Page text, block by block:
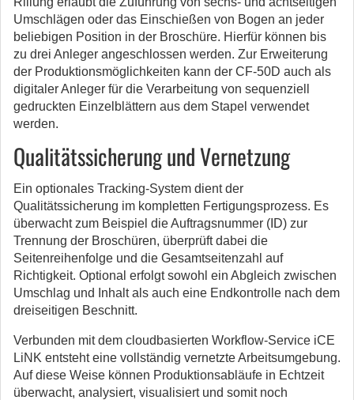
Umschlägen oder das Einschießen von Bogen an jeder
beliebigen Position in der Broschüre. Hierfür können bis
zu drei Anleger angeschlossen werden. Zur Erweiterung
der Produktionsmöglichkeiten kann der CF-50D auch als
digitaler Anleger für die Verarbeitung von sequenziell
gedruckten Einzelblättern aus dem Stapel verwendet
werden.
Qualitätssicherung und Vernetzung
Ein optionales Tracking-System dient der
Qualitätssicherung im kompletten Fertigungsprozess. Es
überwacht zum Beispiel die Auftragsnummer (ID) zur
Trennung der Broschüren, überprüft dabei die
Seitenreihenfolge und die Gesamtseitenzahl auf
Richtigkeit. Optional erfolgt sowohl ein Abgleich zwischen
Umschlag und Inhalt als auch eine Endkontrolle nach dem
dreiseitigen Beschnitt.
Verbunden mit dem cloudbasierten Workflow-Service iCE
LiNK entsteht eine vollständig vernetzte Arbeitsumgebung.
Auf diese Weise können Produktionsabläufe in Echtzeit
überwacht, analysiert, visualisiert und somit noch